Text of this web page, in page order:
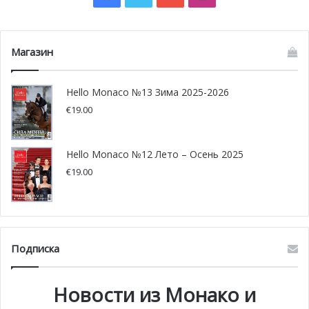
Фото: groupemarzocco.mc/ pixabay
Магазин
Hello Monaco №13 Зима 2025-2026
€19.00
Hello Monaco №12 Лето – Осень 2025
€19.00
Подписка
Новости из Монако и